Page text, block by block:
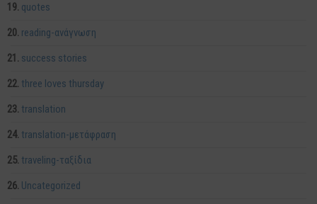
quotes
reading-ανάγνωση
success stories
three loves thursday
translation
translation-μετάφραση
traveling-ταξίδια
Uncategorized